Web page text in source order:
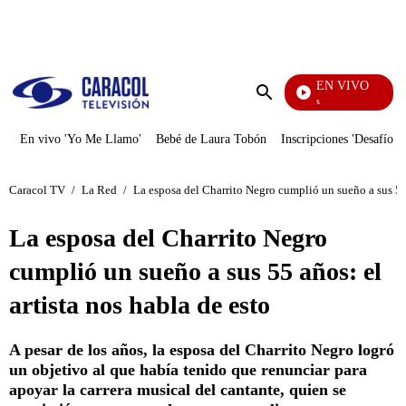
Enviar
EN VIVO
Los Informantes
En vivo 'Yo Me Llamo' Bebé de Laura Tobón Inscripciones 'Desafío'
Caracol TV / La Red / La esposa del Charrito Negro cumplió un sueño a sus
La esposa del Charrito Negro
cumplió un sueño a sus 55 años: el
artista nos habla de esto
A pesar de los años, la esposa del Charrito Negro logró
un objetivo al que había tenido que renunciar para
apoyar la carrera musical del cantante, quien se